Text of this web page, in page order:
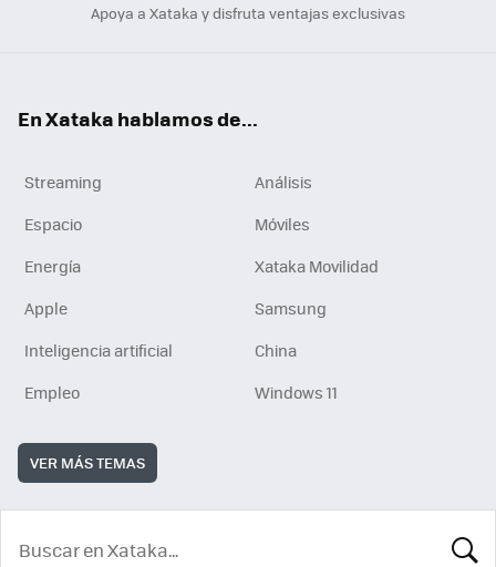
Apoya a Xataka y disfruta ventajas exclusivas
En Xataka hablamos de...
Streaming
Análisis
Espacio
Móviles
Energía
Xataka Movilidad
Apple
Samsung
Inteligencia artificial
China
Empleo
Windows 11
VER MÁS TEMAS